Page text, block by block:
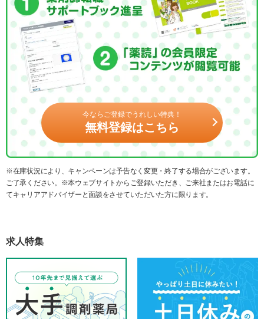
今ならご登録でうれしい特典！
無料登録はこちら
※在庫状況により、キャンペーンは予告なく変更・終了する場合がございます。
ご了承ください。※本ウェブサイトからご登録いただき、ご来社またはお電話に
てキャリアアドバイザーと面談をさせていただいた方に限ります。
求人特集